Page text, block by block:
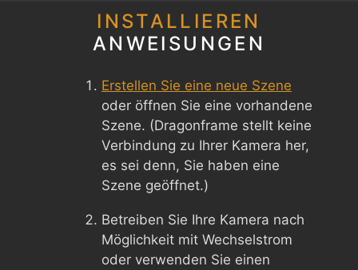
INSTALLIEREN
ANWEISUNGEN
Erstellen Sie eine neue Szene
oder öffnen Sie eine vorhandene
Szene. (Dragonframe stellt keine
Verbindung zu Ihrer Kamera her,
es sei denn, Sie haben eine
Szene geöffnet.)
Betreiben Sie Ihre Kamera nach
Möglichkeit mit Wechselstrom
oder verwenden Sie einen